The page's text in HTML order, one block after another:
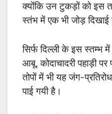
क्योंकि उन टुकड़ों को इस
स्तंभ में एक भी जोड़ दिखाई
सिर्फ दिल्ली के इस स्तम्भ में
आबू, कोदाचादरी पहाड़ी पर
तोपों में भी यह जंग-
पाई गयी है।